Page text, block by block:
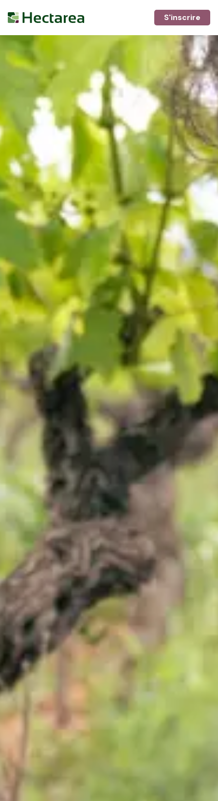
S'inscrire